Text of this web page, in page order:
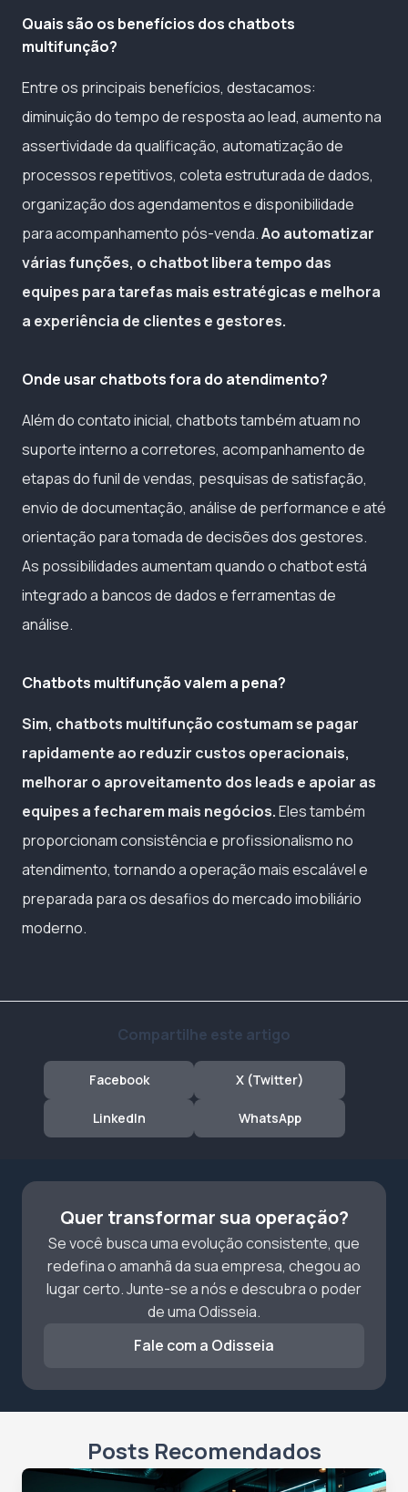
Quais são os benefícios dos chatbots
multifunção?
Entre os principais benefícios, destacamos:
diminuição do tempo de resposta ao lead, aumento na
assertividade da qualificação, automatização de
processos repetitivos, coleta estruturada de dados,
organização dos agendamentos e disponibilidade
para acompanhamento pós-venda.Ao automatizar
várias funções, o chatbot libera tempo das
equipes para tarefas mais estratégicas e melhora
a experiência de clientes e gestores.
Onde usar chatbots fora do atendimento?
Além do contato inicial, chatbots também atuam no
suporte interno a corretores, acompanhamento de
etapas do funil de vendas, pesquisas de satisfação,
envio de documentação, análise de performance e até
orientação para tomada de decisões dos gestores.
As possibilidades aumentam quando o chatbot está
integrado a bancos de dados e ferramentas de
análise.
Chatbots multifunção valem a pena?
Sim, chatbots multifunção costumam se pagar
rapidamente ao reduzir custos operacionais,
melhorar o aproveitamento dos leads e apoiar as
equipes a fecharem mais negócios.Eles também
proporcionam consistência e profissionalismo no
atendimento, tornando a operação mais escalável e
preparada para os desafios do mercado imobiliário
moderno.
Compartilhe este artigo
Facebook X (Twitter)
LinkedIn WhatsApp
Quer transformar sua operação?
Se você busca uma evolução consistente, que
redefina o amanhã da sua empresa, chegou ao
lugar certo. Junte-se a nós e descubra o poder
de uma Odisseia.
Fale com a Odisseia
Posts Recomendados